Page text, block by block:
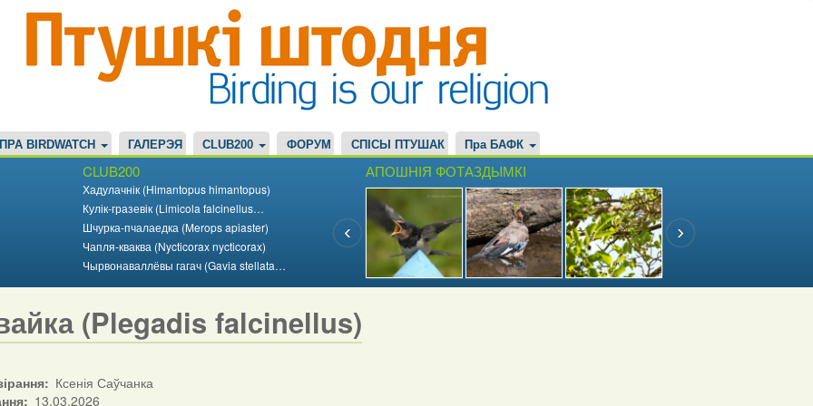
ПРА BIRDWATCH ГАЛЕРЭЯ CLUB200 ФОРУМ СПІСЫ ПТУШАК Пра БАФК
CLUB200
Хадулачнік (Himantopus himantopus)
Кулік-гразевік (Limicola falcinellus…
Шчурка-пчалаедка (Merops apiaster)
Чапля-кваква (Nycticorax nycticorax)
Чырвонаваллёвы гагач (Gavia stellata…
АПОШНІЯ ФОТАЗДЫМКІ
(Plegadis falcinellus)
Ксенія Саўчанка
13.03.2026